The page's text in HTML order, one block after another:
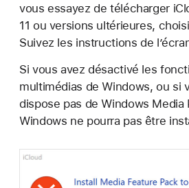
vous essayez de télécharger
11 ou versions ultérieures,
Suivez les instructions de
Si vous avez désactivé les
multimédias de Windows, ou si
dispose pas de Windows Media
Windows ne pourra pas être